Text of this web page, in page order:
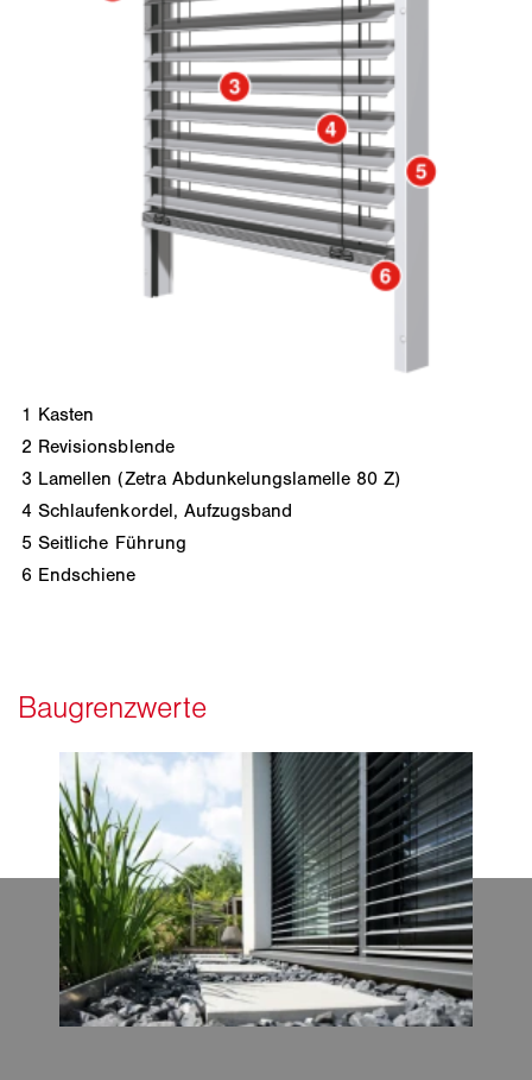
1 Kasten
2 Revisionsblende
3 Lamellen (Zetra Abdunkelungslamelle 80 Z)
4 Schlaufenkordel, Aufzugsband
5 Seitliche Führung
6 Endschiene